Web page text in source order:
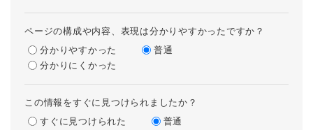
ページの構成や内容、表現は分かりやすかったですか？
分かりやすかった
普通
分かりにくかった
この情報をすぐに見つけられましたか？
すぐに見つけられた
普通